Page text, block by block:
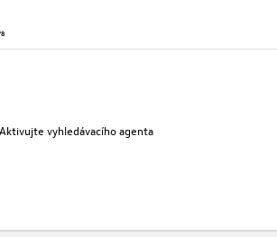
Aktivujte vyhledávacího agenta